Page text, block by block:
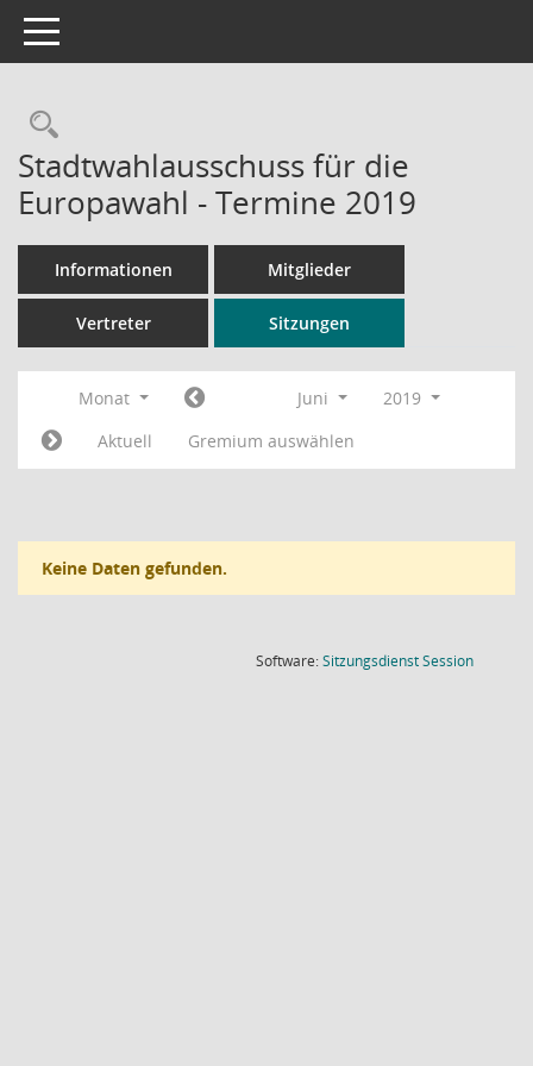
Toggle navigation
Rechercheauswahl
Stadtwahlausschuss für die
Europawahl - Termine 2019
Informationen Mitglieder
Vertreter Sitzungen
Monat Juni
2019
Aktuell
Gremium auswählen
Keine Daten gefunden.
Software:SitzungsdienstSession(Wird in